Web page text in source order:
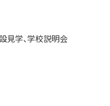
見学、学校説明会